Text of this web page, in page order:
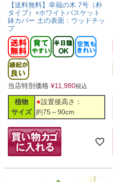
【送料無料】幸福の木 7号（朴
タイプ）+ホワイトバスケット
鉢カバー 土の表面：ウッドチッ
プ
当店特別価格 ¥11,980税込
植物
サイズ
設置後高さ：
約75～90cm